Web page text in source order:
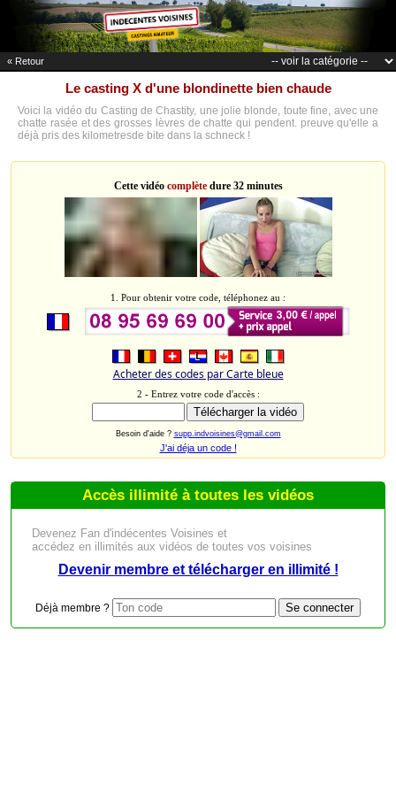
« Retour
Le casting X d'une blondinette bien chaude
Voici la vidéo du Casting de Chastity, une jolie blonde, toute fine, avec une
chatte rasée et des grosses lèvres de chatte qui pendent. preuve qu'elle a
déjà pris des kilometresde bite dans la schneck !
Cette vidéo complètedure 32 minutes
1. Pour obtenir votre code, téléphonez au :
Acheter des codes par Carte bleue
2 - Entrez votre code d'accès :
Besoin d'aide ? supp.indvoisines@gmail.com
J'ai déja un code !
Accès illimité à toutes les vidéos
Devenez Fan d'indécentes Voisines et
accédez en illimités aux vidéos de toutes vos voisines
Devenir membre et télécharger en illimité !
Déjà membre ?